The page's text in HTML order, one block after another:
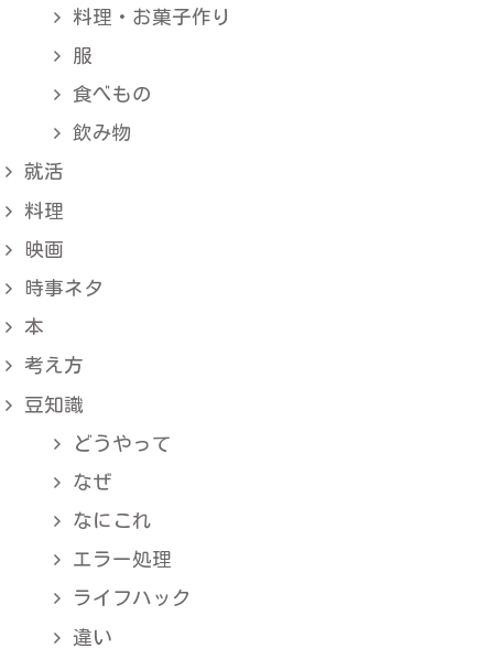
料理・お菓子作り
服
食べもの
飲み物
就活
料理
映画
時事ネタ
本
考え方
豆知識
どうやって
なぜ
なにこれ
エラー処理
ライフハック
違い